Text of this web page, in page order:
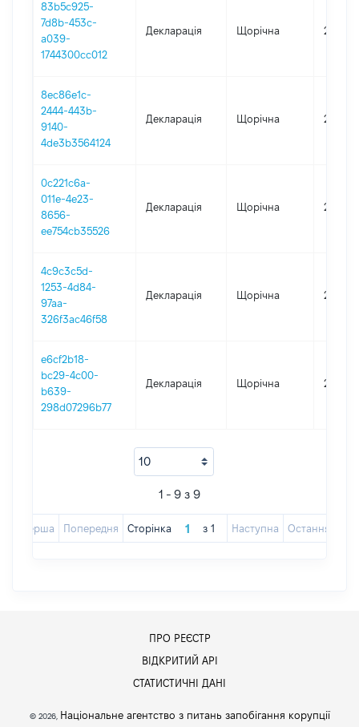
83b5c925-
7d8b-453c-
a039-
1744300cc012
Декларація Щорічна 2021
8ec86e1c-
2444-443b-
9140-
4de3b3564124
Декларація Щорічна 2020
0c221c6a-
011e-4e23-
8656-
ee754cb35526
Декларація Щорічна 2019
4c9c3c5d-
1253-4d84-
97aa-
326f3ac46f58
Декларація Щорічна 2018
e6cf2b18-
bc29-4c00-
b639-
298d07296b77
Декларація Щорічна 2016
1 - 9 з 9
Перша Попередня Сторінка з 1 Наступна Остання
ПРО РЕЄСТР
ВІДКРИТИЙ АРІ
СТАТИСТИЧНІ ДАНІ
© 2026, Національне агентство з питань запобігання корупції